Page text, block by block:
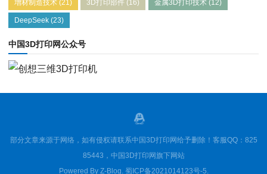
增材制造技术 (21) 3D打印部件 (16) 金属3D打印技术(12)
DeepSeek (23)
中国3D打印网公众号
部分文章来源于网络，如有侵权请联系中国3D打印网给予删除！客服QQ：825
85443，中国3D打印网旗下网站
Powered By Z-Blog. 蜀ICP备2021014123号-5.